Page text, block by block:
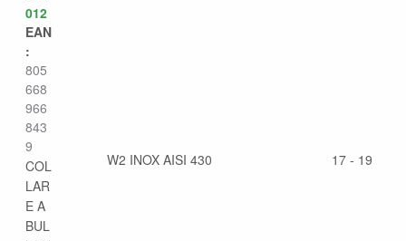
012
EAN
:
805
668
966
843
9
COL
LAR
E A
BUL
W2 INOX AISI 430 17 - 19